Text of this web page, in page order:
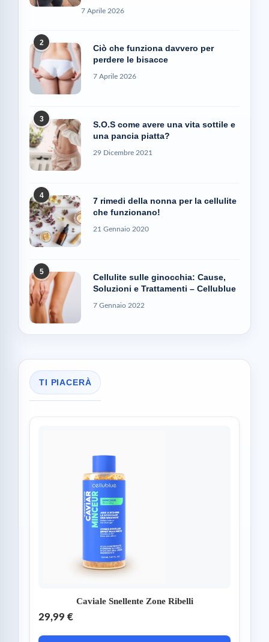
7 Aprile 2026
2
Ciò che funziona davvero per
perdere le bisacce
7 Aprile 2026
3
S.O.S come avere una vita sottile e
una pancia piatta?
29 Dicembre 2021
4
7 rimedi della nonna per la cellulite
che funzionano!
21 Gennaio 2020
5
Cellulite sulle ginocchia: Cause,
Soluzioni e Trattamenti – Cellublue
7 Gennaio 2022
TI PIACERÀ
Caviale Snellente Zone Ribelli
29,99 €